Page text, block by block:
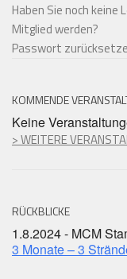
Haben Sie noch keine
Mitglied werden?
Passwort
KOMMENDE
Keine
> WEITERE
RÜCKBLICKE
1.8.2024 - MCM
3 Monate – 3